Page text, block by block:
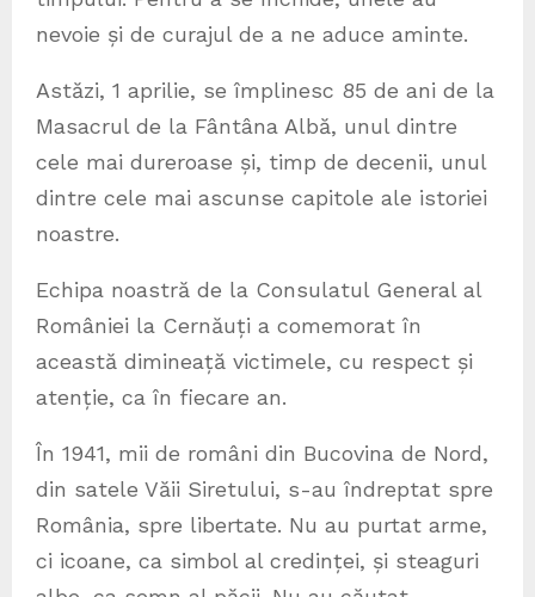
nevoie și de curajul de a ne aduce aminte.
Astăzi, 1 aprilie, se împlinesc 85 de ani de la
Masacrul de la Fântâna Albă, unul dintre
cele mai dureroase și, timp de decenii, unul
dintre cele mai ascunse capitole ale istoriei
noastre.
Echipa noastră de la Consulatul General al
României la Cernăuți a comemorat în
această dimineață victimele, cu respect și
atenție, ca în fiecare an.
În 1941, mii de români din Bucovina de Nord,
din satele Văii Siretului, s-au îndreptat spre
România, spre libertate. Nu au purtat arme,
ci icoane, ca simbol al credinței, și steaguri